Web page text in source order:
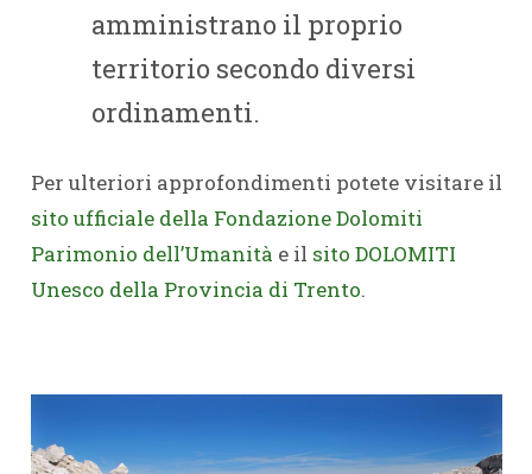
amministrano il proprio
territorio secondo diversi
ordinamenti.
Per ulteriori approfondimenti potete visitare il
sito ufficiale della Fondazione Dolomiti
Parimonio dell’Umanità e il sito DOLOMITI
Unesco della Provincia di Trento.